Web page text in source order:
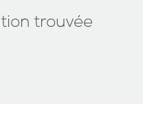
trouvée